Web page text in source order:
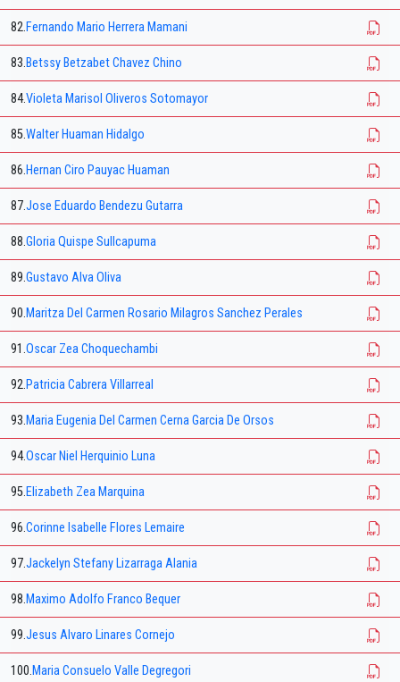
82.Fernando Mario Herrera Mamani
83.Betssy Betzabet Chavez Chino
84.Violeta Marisol Oliveros Sotomayor
85.Walter Huaman Hidalgo
86.Hernan Ciro Pauyac Huaman
87.Jose Eduardo Bendezu Gutarra
88.Gloria Quispe Sullcapuma
89.Gustavo Alva Oliva
90.Maritza Del Carmen Rosario Milagros Sanchez Perales
91.Oscar Zea Choquechambi
92.Patricia Cabrera Villarreal
93.Maria Eugenia Del Carmen Cerna Garcia De Orsos
94.Oscar Niel Herquinio Luna
95.Elizabeth Zea Marquina
96.Corinne Isabelle Flores Lemaire
97.Jackelyn Stefany Lizarraga Alania
98.Maximo Adolfo Franco Bequer
99.Jesus Alvaro Linares Cornejo
100.Maria Consuelo Valle Degregori